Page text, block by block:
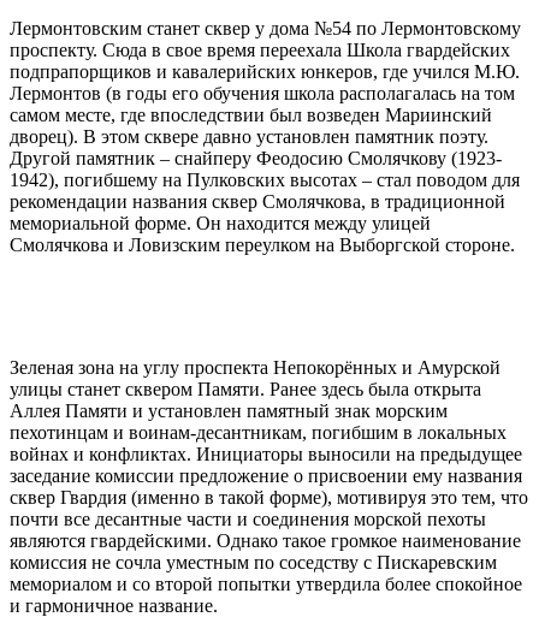
Лермонтовским станет сквер у дома №54 по Лермонтовскому
проспекту. Сюда в свое время переехала Школа гвардейских
подпрапорщиков и кавалерийских юнкеров, где учился М.Ю.
Лермонтов (в годы его обучения школа располагалась на том
самом месте, где впоследствии был возведен Мариинский
дворец). В этом сквере давно установлен памятник поэту.
Другой памятник – снайперу Феодосию Смолячкову (1923-
1942), погибшему на Пулковских высотах – стал поводом для
рекомендации названия сквер Смолячкова, в традиционной
мемориальной форме. Он находится между улицей
Смолячкова и Ловизским переулком на Выборгской стороне.
Зеленая зона на углу проспекта Непокорённых и Амурской
улицы станет сквером Памяти. Ранее здесь была открыта
Аллея Памяти и установлен памятный знак морским
пехотинцам и воинам-десантникам, погибшим в локальных
войнах и конфликтах. Инициаторы выносили на предыдущее
заседание комиссии предложение о присвоении ему названия
сквер Гвардия (именно в такой форме), мотивируя это тем, что
почти все десантные части и соединения морской пехоты
являются гвардейскими. Однако такое громкое наименование
комиссия не сочла уместным по соседству с Пискаревским
мемориалом и со второй попытки утвердила более спокойное
и гармоничное название.